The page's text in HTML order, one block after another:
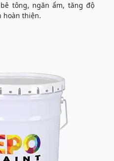
tông, ngăn ẩm, tăng độ
hoàn thiện.